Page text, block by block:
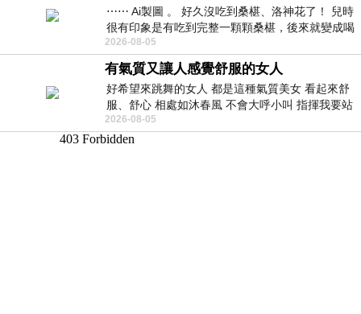
⋯⋯ Ai製圖 。 好久沒吃到桑椹、洛神花了！ 兒時
很有印象是有吃到完整一顆顆桑椹，後來就變成喝
桑椹汁。 現在是連喝都沒喝
2026-08-05
有氣質又讓人感覺舒服的女人
好希望來跳舞的女人 都是這種氣質美女 看起來舒
服、舒心 相處如沐春風 不會大呼小叫 指揮我要站
哪個位子 妳老幾？？
2026-08-05